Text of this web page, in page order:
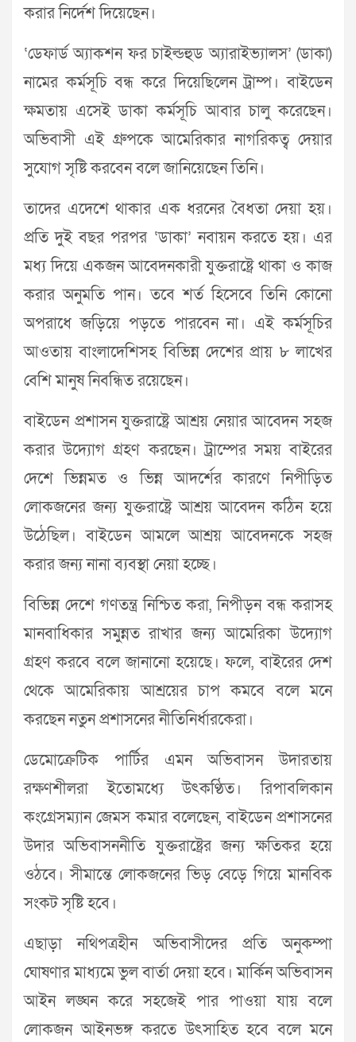
করার নির্দেশ দিয়েছেন।
‘ডেফার্ড অ্যাকশন ফর চাইল্ডহুড অ্যারাইভ্যালস’ (ডাকা)
নামের কর্মসূচি বন্ধ করে দিয়েছিলেন ট্রাম্প। বাইডেন
ক্ষমতায় এসেই ডাকা কর্মসূচি আবার চালু করেছেন।
অভিবাসী এই গ্রুপকে আমেরিকার নাগরিকত্ব দেয়ার
সুযোগ সৃষ্টি করবেন বলে জানিয়েছেন তিনি।
তাদের এদেশে থাকার এক ধরনের বৈধতা দেয়া হয়।
প্রতি দুই বছর পরপর ‘ডাকা’ নবায়ন করতে হয়। এর
মধ্য দিয়ে একজন আবেদনকারী যুক্তরাষ্ট্রে থাকা ও কাজ
করার অনুমতি পান। তবে শর্ত হিসেবে তিনি কোনো
অপরাধে জড়িয়ে পড়তে পারবেন না। এই কর্মসূচির
আওতায় বাংলাদেশিসহ বিভিন্ন দেশের প্রায় ৮ লাখের
বেশি মানুষ নিবন্ধিত রয়েছেন।
বাইডেন প্রশাসন যুক্তরাষ্ট্রে আশ্রয় নেয়ার আবেদন সহজ
করার উদ্যোগ গ্রহণ করছেন। ট্রাম্পের সময় বাইরের
দেশে ভিন্নমত ও ভিন্ন আদর্শের কারণে নিপীড়িত
লোকজনের জন্য যুক্তরাষ্ট্রে আশ্রয় আবেদন কঠিন হয়ে
উঠেছিল। বাইডেন আমলে আশ্রয় আবেদনকে সহজ
করার জন্য নানা ব্যবস্থা নেয়া হচ্ছে।
বিভিন্ন দেশে গণতন্ত্র নিশ্চিত করা, নিপীড়ন বন্ধ করাসহ
মানবাধিকার সমুন্নত রাখার জন্য আমেরিকা উদ্যোগ
গ্রহণ করবে বলে জানানো হয়েছে। ফলে, বাইরের দেশ
থেকে আমেরিকায় আশ্রয়ের চাপ কমবে বলে মনে
করছেন নতুন প্রশাসনের নীতিনির্ধারকেরা।
ডেমোক্রেটিক পার্টির এমন অভিবাসন উদারতায়
রক্ষণশীলরা ইতোমধ্যে উৎকণ্ঠিত। রিপাবলিকান
কংগ্রেসম্যান জেমস কমার বলেছেন, বাইডেন প্রশাসনের
উদার অভিবাসননীতি যুক্তরাষ্ট্রের জন্য ক্ষতিকর হয়ে
ওঠবে। সীমান্তে লোকজনের ভিড় বেড়ে গিয়ে মানবিক
সংকট সৃষ্টি হবে।
এছাড়া নথিপত্রহীন অভিবাসীদের প্রতি অনুকম্পা
ঘোষণার মাধ্যমে ভুল বার্তা দেয়া হবে। মার্কিন অভিবাসন
আইন লঙ্ঘন করে সহজেই পার পাওয়া যায় বলে
লোকজন আইনভঙ্গ করতে উৎসাহিত হবে বলে মনে